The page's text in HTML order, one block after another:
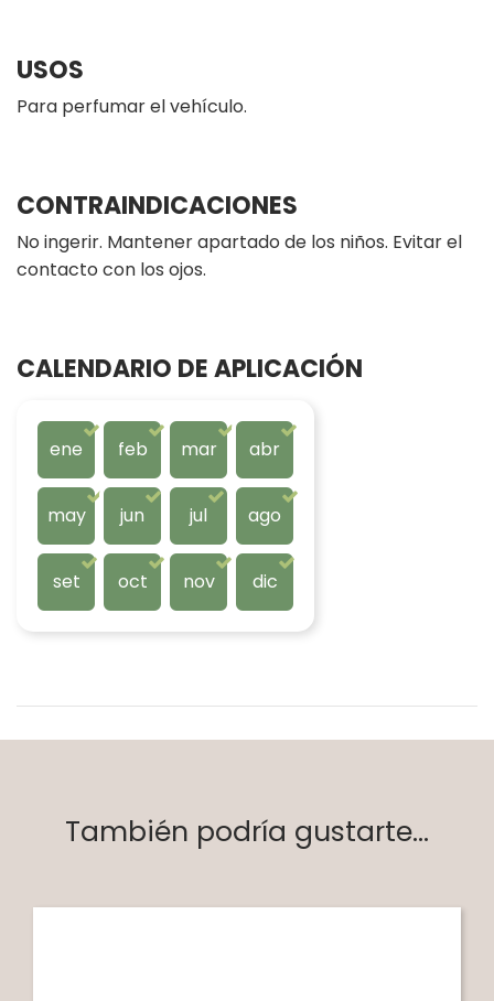
USOS
Para perfumar el vehículo.
CONTRAINDICACIONES
No ingerir. Mantener apartado de los niños. Evitar el
contacto con los ojos.
CALENDARIO DE APLICACIÓN
ene feb mar abr
may jun jul ago
set oct nov dic
También podría gustarte...